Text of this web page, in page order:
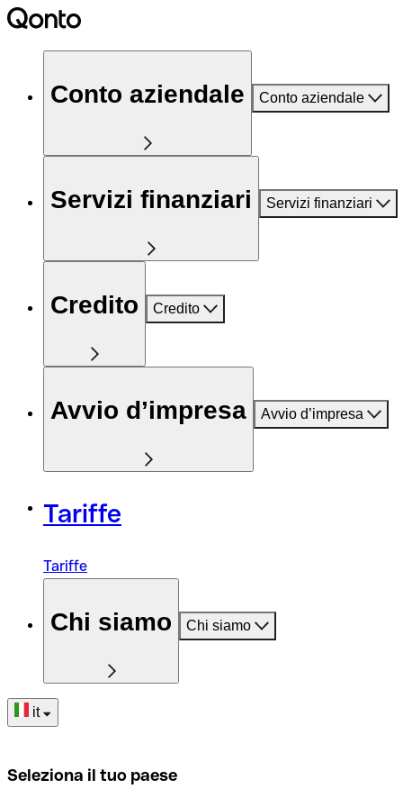
Conto aziendale Conto aziendale
Servizi finanziari Servizi finanziari
Credito Credito
Avvio d’impresa Avvio d’impresa
Tariffe
Tariffe
Chi siamo Chi siamo
it
Seleziona il tuo paese